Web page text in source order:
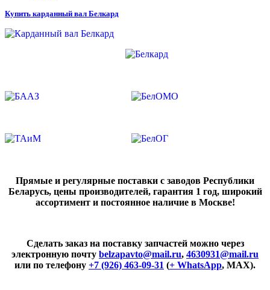
Купить карданный вал Белкард
Прямые и регулярные поставки с заводов Республики
Беларусь, цены производителей, гарантия 1 год, широкий
ассортимент и постоянное наличие в Москве!
Сделать заказ на поставку запчастей можно через
электронную почту belzapavto@mail.ru, 4630931@mail.ru
или по телефону +7 (926) 463-09-31 (+ WhatsApp, MAX).